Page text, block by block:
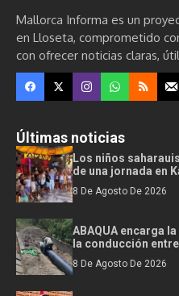
Mallorca Informa es un
en Lloseta, comprometido
con ofrecer noticias claras,
Últimas noticias
Los niños
de una jornada en
8 De Agosto De 2026
ABAQUA encarga
la conducción
8 De Agosto De 2026